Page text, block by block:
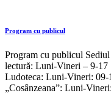
Program cu publicul
Program cu publicul
lectură: Luni-Vineri – 9-17
Ludoteca: Luni-Vineri: 09-
„Cosânzeana”: Luni-